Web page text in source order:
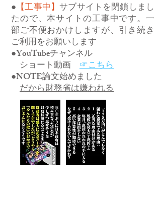
● 【工事中】サブサイトを閉鎖しまし
たので、本サイトの工事中です。一
部ご不便おかけしますが、引き続き
ご利用をお願いします
●YouTubeチャンネル
ショート動画 ☞こちら
●NOTE論文始めました
だから財務省は嫌われる